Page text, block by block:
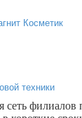
техники
филиалов